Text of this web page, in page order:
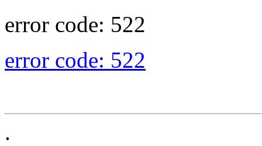
error code: 522
error code: 522
.